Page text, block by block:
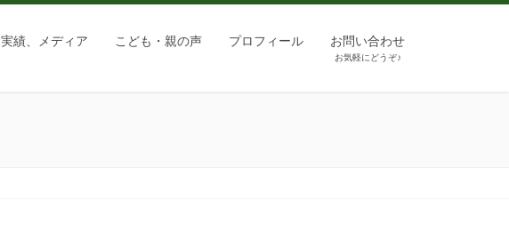
実績、メディア こども・親の声 プロフィール お問い合わせ
お気軽にどうぞ♪